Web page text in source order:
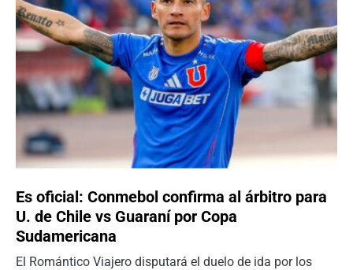
Es oficial: Conmebol confirma al árbitro para
U. de Chile vs Guaraní por Copa
Sudamericana
El Romántico Viajero disputará el duelo de ida por los